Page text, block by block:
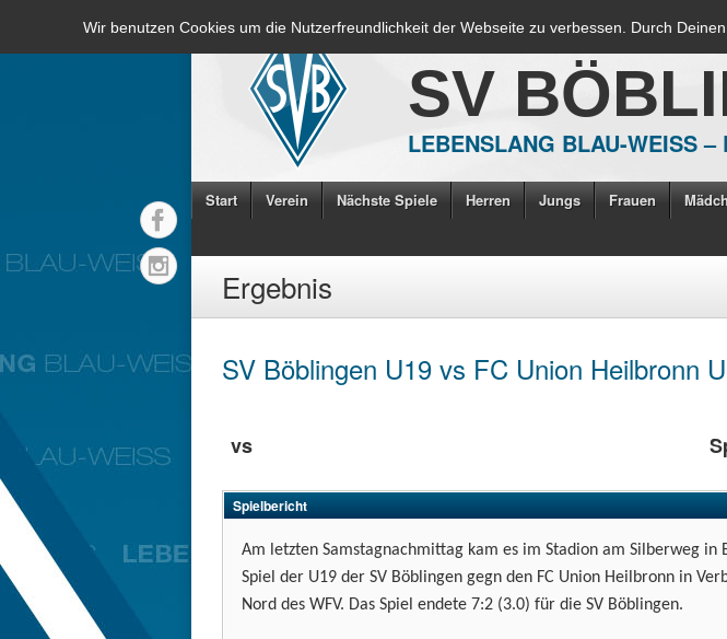
Wir benutzen Cookies um die Nutzerfreundlichkeit der Webseite zu verbessen. Durch
SV
LEBENSLANG BLAU-WEISS
Start Verein Nächste Spiele Herren Jungs Frauen
Ergebnis
SV Böblingen U19 vs FC Union Heilbronn
vs
Spielbericht
Am letzten Samstagnachmittag kam es im Stadion am Silberweg in
Spiel der U19 der SV Böblingen gegn den FC Union Heilbronn in
Nord des WFV. Das Spiel endete 7:2 (3.0) für die SV Böblingen.